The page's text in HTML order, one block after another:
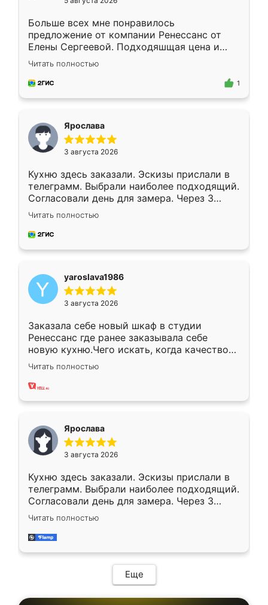
Больше всех мне понравилось
предложение от компании Ренессанс от
Елены Сергеевой. Подходяшщая цена и
короткие сроки изготовления. Приехавший
для замера сотрудник Владислав
предложил по моему эскизу самый
Читать полностью
1
Ярослава
3 августа 2026
Кухню здесь заказали. Эскизы прислали в
телеграмм. Выбрали наиболее подходящий.
Согласовали день для замера. Через 3
недели кухня была уже готова. Остались
довольны работой. Спасибо Ренессанс
мебель за качественную работу!
Читать полностью
yaroslava1986
3 августа 2026
Заказала себе новый шкаф в студии
Ренессанс где ранее заказывала себе
новую кухню.Чего искать, когда качеством
вполне довольна. Служит кухня уже почти
два года, нареканий нет.
Читать полностью
Ярослава
3 августа 2026
Кухню здесь заказали. Эскизы прислали в
телеграмм. Выбрали наиболее подходящий.
Согласовали день для замера. Через 3
недели кухня была уже готова. Остались
довольны работой. Спасибо Ренессанс
мебель за качественную работу!
Читать полностью
Еще